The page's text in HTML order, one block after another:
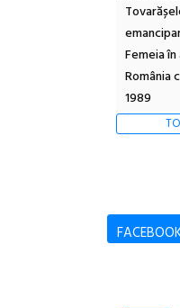
Femeia
România
1989